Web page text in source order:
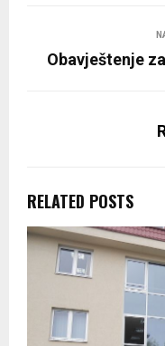
Obavještenje
RELATED POSTS